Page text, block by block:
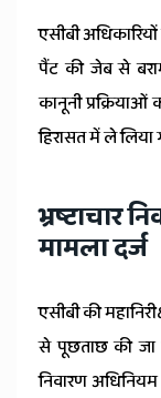
एसीबी
पैंट की जेब से
कानूनी
हिरासत में ले लिया
भ्रष्टाचार
मामला दर्ज
एसीबी की
से पूछताछ की जा
निवारण